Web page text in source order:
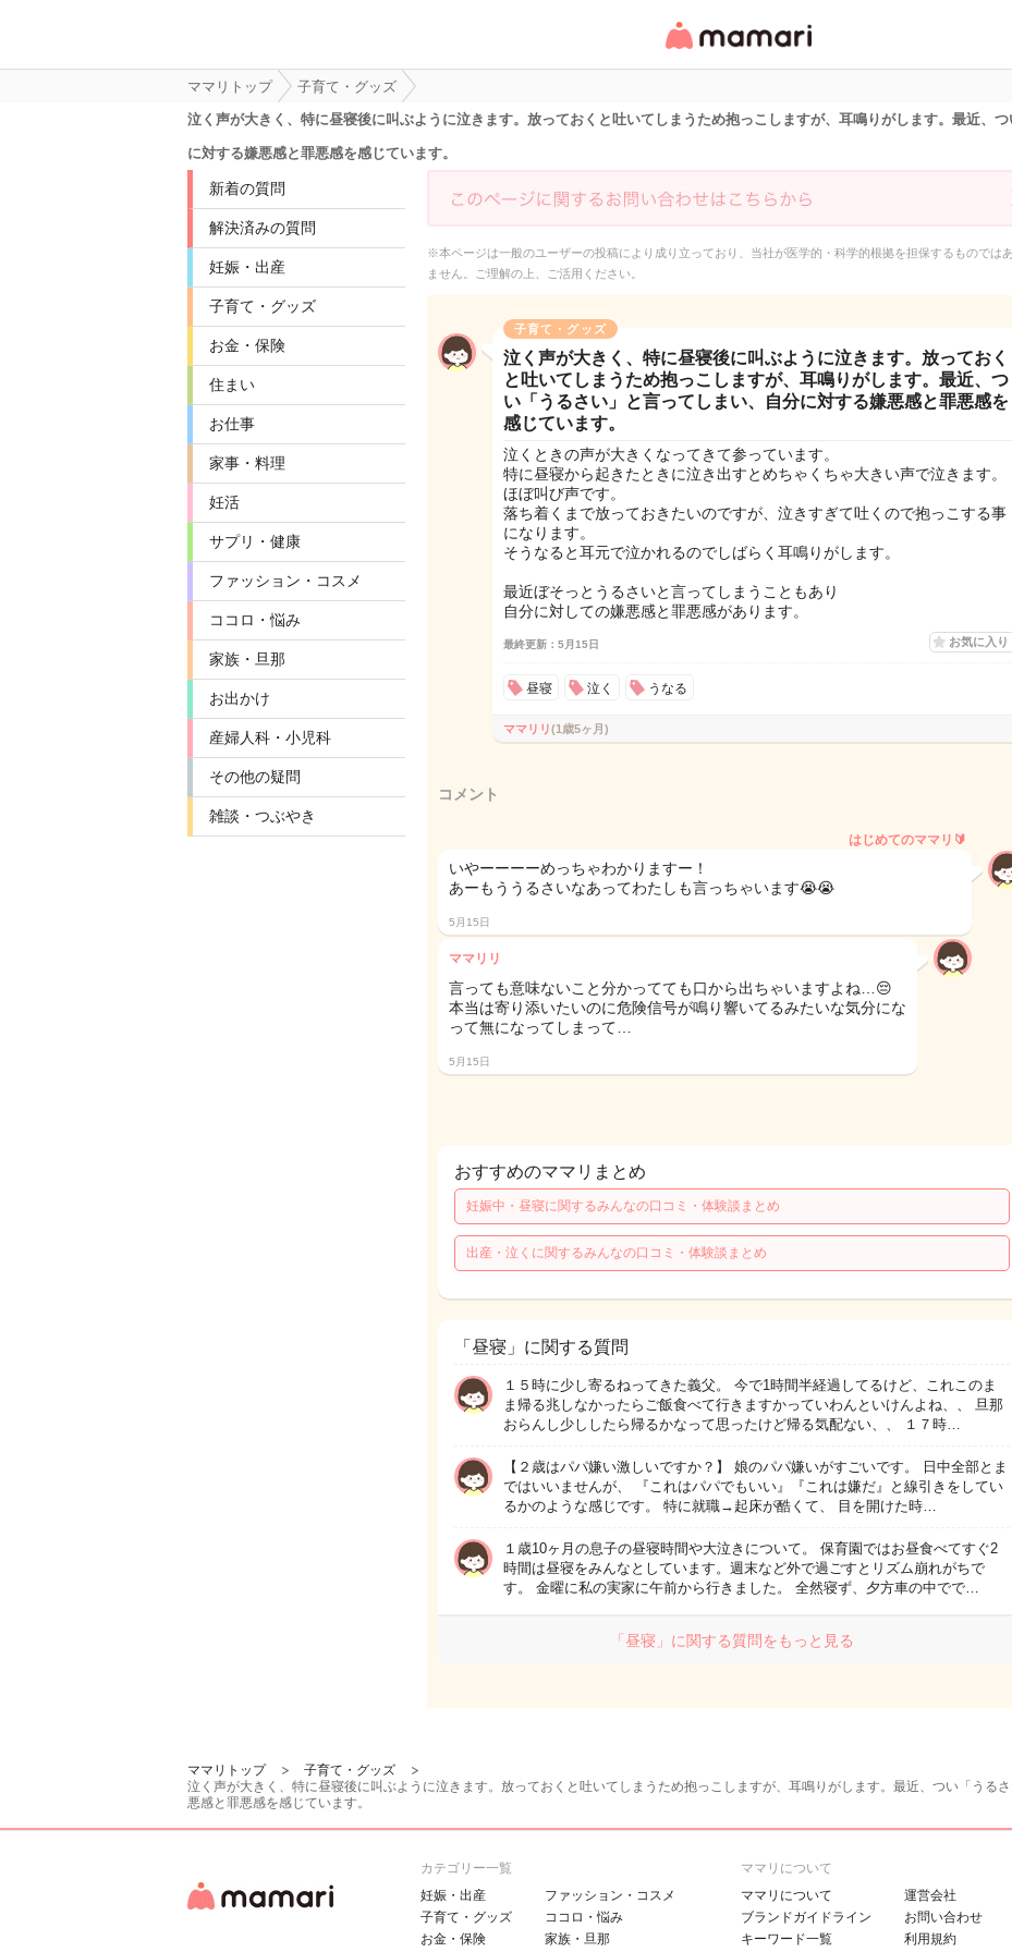
リ・情報サイト
ママリトップ
子育て・グッズ
泣く声が大きく、特に昼寝後に叫ぶように泣きます。放っておくと吐いてしまうため抱っこしますが、耳鳴りがします。最近、
に対する嫌悪感と罪悪感を感じています。
新着の質問
解決済みの質問
妊娠・出産
子育て・グッズ
お金・保険
住まい
お仕事
家事・料理
妊活
サプリ・健康
ファッション・コスメ
ココロ・悩み
家族・旦那
お出かけ
産婦人科・小児科
その他の疑問
雑談・つぶやき
※本ページは一般のユーザーの投稿により成り立っており、当社が医学的・科学的根拠を担保するものでは
ません。ご理解の上、ご活用ください。
子育て・グッズ
泣く声が大きく、特に昼寝後に叫ぶように泣きます。放っておく
と吐いてしまうため抱っこしますが、耳鳴りがします。最近、つ
い「うるさい」と言ってしまい、自分に対する嫌悪感と罪悪感を
感じています。
泣くときの声が大きくなってきて参っています。
特に昼寝から起きたときに泣き出すとめちゃくちゃ大きい声で泣きます。
ほぼ叫び声です。
落ち着くまで放っておきたいのですが、泣きすぎて吐くので抱っこする事
になります。
そうなると耳元で泣かれるのでしばらく耳鳴りがします。
最近ぼそっとうるさいと言ってしまうこともあり
自分に対しての嫌悪感と罪悪感があります。
最終更新：5月15日 お気に入り
昼寝 泣く うなる
ママリリ(1歳5ヶ月)
コメント
はじめてのママリ🔰
いやーーーーめっちゃわかりますー！
あーもううるさいなあってわたしも言っちゃいます😭😭
5月15日
ママリリ
言っても意味ないこと分かってても口から出ちゃいますよね…😔
本当は寄り添いたいのに危険信号が鳴り響いてるみたいな気分にな
って無になってしまって…
5月15日
おすすめのママリまとめ
妊娠中・昼寝に関するみんなの口コミ・体験談まとめ
出産・泣くに関するみんなの口コミ・体験談まとめ
「昼寝」に関する質問
１５時に少し寄るねってきた義父。 今で1時間半経過してるけど、これこのま
ま帰る兆しなかったらご飯食べて行きますかっていわんといけんよね、、 旦那
おらんし少ししたら帰るかなって思ったけど帰る気配ない、、 １７時…
【２歳はパパ嫌い激しいですか？】 娘のパパ嫌いがすごいです。 日中全部とま
ではいいませんが、 『これはパパでもいい』『これは嫌だ』と線引きをしてい
るかのような感じです。 特に就職→起床が酷くて、 目を開けた時…
１歳10ヶ月の息子の昼寝時間や大泣きについて。 保育園ではお昼食べてすぐ2
時間は昼寝をみんなとしています。週末など外で過ごすとリズム崩れがちで
す。 金曜に私の実家に午前から行きました。 全然寝ず、夕方車の中でで…
「昼寝」に関する質問をもっと見る
ママリトップ
子育て・グッズ
泣く声が大きく、特に昼寝後に叫ぶように泣きます。放っておくと吐いてしまうため抱っこしますが、耳鳴りがします。最近、つい「うる
悪感と罪悪感を感じています。
カテゴリー一覧
妊娠・出産
子育て・グッズ
お金・保険
ファッション・コスメ
ココロ・悩み
家族・旦那
ママリについて
ママリについて
ブランドガイドライン
キーワード一覧
運営会社
お問い合わせ
利用規約